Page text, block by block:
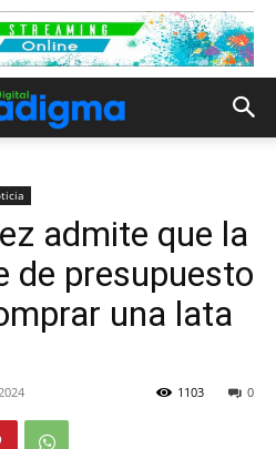
admite que la
de presupuesto
una lata
0
1103